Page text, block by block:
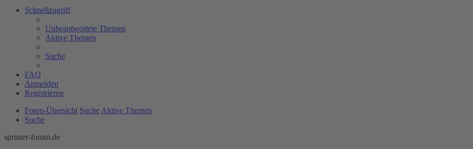
Schnellzugriff
Unbeantwortete Themen
Aktive Themen
Suche
FAQ
Anmelden
Registrieren
Foren-Übersicht Suche Aktive Themen
Suche
sprinter-forum.de